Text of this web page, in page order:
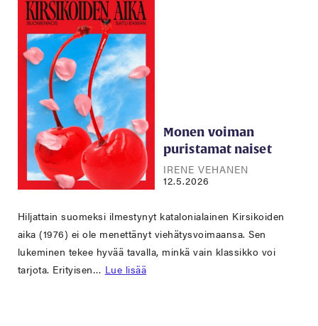
Monen voiman
puristamat naiset
IRENE VEHANEN
12.5.2026
Hiljattain suomeksi ilmestynyt katalonialainen Kirsikoiden
aika (1976) ei ole menettänyt viehätysvoimaansa. Sen
lukeminen tekee hyvää tavalla, minkä vain klassikko voi
tarjota. Erityisen… Lue lisää